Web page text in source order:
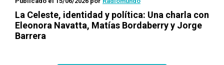
La Celeste, identidad y política: Una charla con
Eleonora Navatta, Matías Bordaberry y Jorge
Barrera